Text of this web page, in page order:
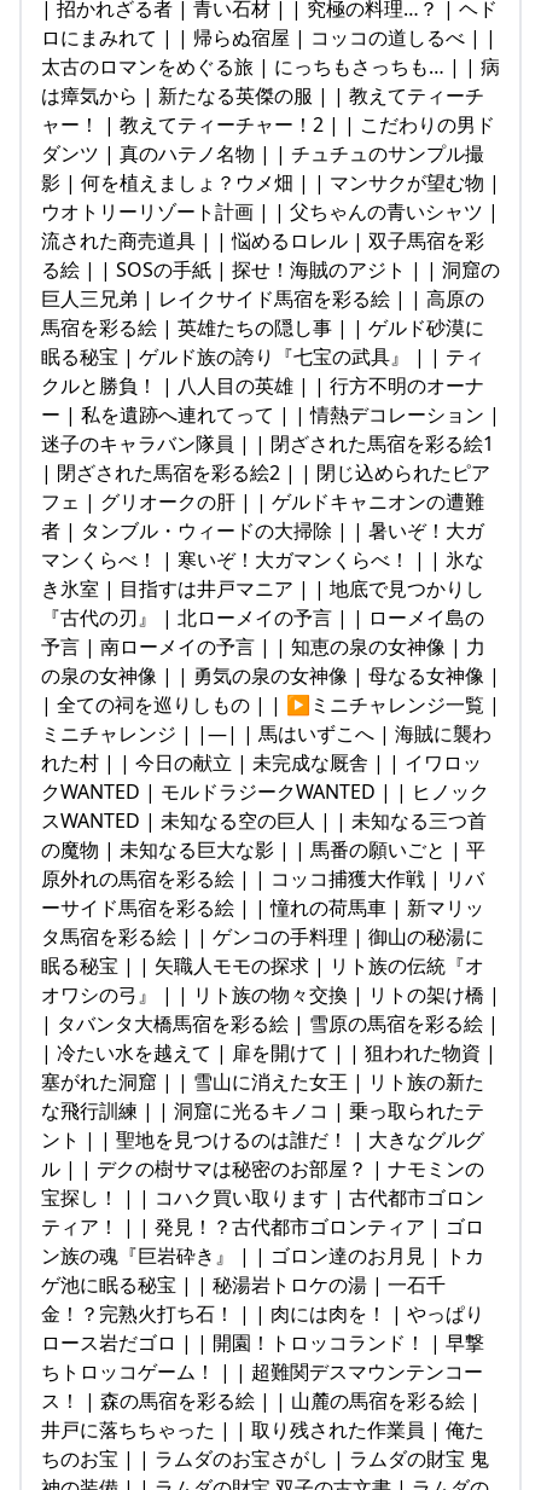
| 招かれざる者 | 青い石材 | | 究極の料理…？ | ヘド
ロにまみれて | | 帰らぬ宿屋 | コッコの道しるべ | |
太古のロマンをめぐる旅 | にっちもさっちも… | | 病
は瘴気から | 新たなる英傑の服 | | 教えてティーチ
ャー！ | 教えてティーチャー！2 | | こだわりの男ド
ダンツ | 真のハテノ名物 | | チュチュのサンプル撮
影 | 何を植えましょ？ウメ畑 | | マンサクが望む物 |
ウオトリーリゾート計画 | | 父ちゃんの青いシャツ |
流された商売道具 | | 悩めるロレル | 双子馬宿を彩
る絵 | | SOSの手紙 | 探せ！海賊のアジト | | 洞窟の
巨人三兄弟 | レイクサイド馬宿を彩る絵 | | 高原の
馬宿を彩る絵 | 英雄たちの隠し事 | | ゲルド砂漠に
眠る秘宝 | ゲルド族の誇り『七宝の武具』 | | ティ
クルと勝負！ | 八人目の英雄 | | 行方不明のオーナ
ー | 私を遺跡へ連れてって | | 情熱デコレーション |
迷子のキャラバン隊員 | | 閉ざされた馬宿を彩る絵1
| 閉ざされた馬宿を彩る絵2 | | 閉じ込められたピア
フェ | グリオークの肝 | | ゲルドキャニオンの遭難
者 | タンブル・ウィードの大掃除 | | 暑いぞ！大ガ
マンくらべ！ | 寒いぞ！大ガマンくらべ！ | | 氷な
き氷室 | 目指すは井戸マニア | | 地底で見つかりし
『古代の刃』 | 北ローメイの予言 | | ローメイ島の
予言 | 南ローメイの予言 | | 知恵の泉の女神像 | 力
の泉の女神像 | | 勇気の泉の女神像 | 母なる女神像 |
| 全ての祠を巡りしもの | | ▶ミニチャレンジ一覧 |
ミニチャレンジ | |—| | 馬はいずこへ | 海賊に襲わ
れた村 | | 今日の献立 | 未完成な厩舎 | | イワロッ
クWANTED | モルドラジークWANTED | | ヒノック
スWANTED | 未知なる空の巨人 | | 未知なる三つ首
の魔物 | 未知なる巨大な影 | | 馬番の願いごと | 平
原外れの馬宿を彩る絵 | | コッコ捕獲大作戦 | リバ
ーサイド馬宿を彩る絵 | | 憧れの荷馬車 | 新マリッ
タ馬宿を彩る絵 | | ゲンコの手料理 | 御山の秘湯に
眠る秘宝 | | 矢職人モモの探求 | リト族の伝統『オ
オワシの弓』 | | リト族の物々交換 | リトの架け橋 |
| タバンタ大橋馬宿を彩る絵 | 雪原の馬宿を彩る絵 |
| 冷たい水を越えて | 扉を開けて | | 狙われた物資 |
塞がれた洞窟 | | 雪山に消えた女王 | リト族の新た
な飛行訓練 | | 洞窟に光るキノコ | 乗っ取られたテ
ント | | 聖地を見つけるのは誰だ！ | 大きなグルグ
ル | | デクの樹サマは秘密のお部屋？ | ナモミンの
宝探し！ | | コハク買い取ります | 古代都市ゴロン
ティア！ | | 発見！？古代都市ゴロンティア | ゴロ
ン族の魂『巨岩砕き』 | | ゴロン達のお月見 | トカ
ゲ池に眠る秘宝 | | 秘湯岩トロケの湯 | 一石千
金！？完熟火打ち石！ | | 肉には肉を！ | やっぱり
ロース岩だゴロ | | 開園！トロッコランド！ | 早撃
ちトロッコゲーム！ | | 超難関デスマウンテンコー
ス！ | 森の馬宿を彩る絵 | | 山麓の馬宿を彩る絵 |
井戸に落ちちゃった | | 取り残された作業員 | 俺た
ちのお宝 | | ラムダのお宝さがし | ラムダの財宝 鬼